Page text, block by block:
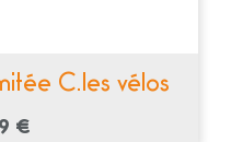
C.les vélos
€